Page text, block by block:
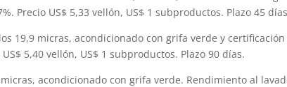
Precio US$ 5,33 vellón, US$ 1 subproductos. Plazo 45
19,9 micras, acondicionado con grifa verde y certificación
5,40 vellón, US$ 1 subproductos. Plazo 90 días.
acondicionado con grifa verde. Rendimiento al